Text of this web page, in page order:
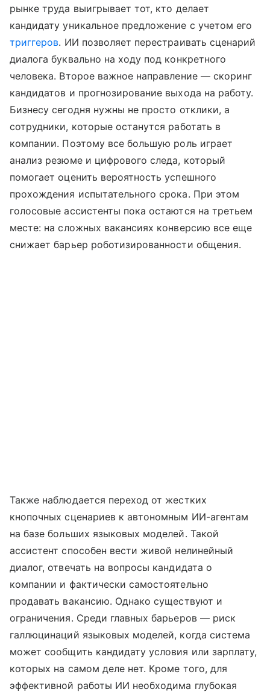
рынке труда выигрывает тот, кто делает
кандидату уникальное предложение с учетом его
триггеров. ИИ позволяет перестраивать сценарий
диалога буквально на ходу под конкретного
человека. Второе важное направление — скоринг
кандидатов и прогнозирование выхода на работу.
Бизнесу сегодня нужны не просто отклики, а
сотрудники, которые останутся работать в
компании. Поэтому все большую роль играет
анализ резюме и цифрового следа, который
помогает оценить вероятность успешного
прохождения испытательного срока. При этом
голосовые ассистенты пока остаются на третьем
месте: на сложных вакансиях конверсию все еще
снижает барьер роботизированности общения.
Также наблюдается переход от жестких
кнопочных сценариев к автономным ИИ-агентам
на базе больших языковых моделей. Такой
ассистент способен вести живой нелинейный
диалог, отвечать на вопросы кандидата о
компании и фактически самостоятельно
продавать вакансию. Однако существуют и
ограничения. Среди главных барьеров — риск
галлюцинаций языковых моделей, когда система
может сообщить кандидату условия или зарплату,
которых на самом деле нет. Кроме того, для
эффективной работы ИИ необходима глубокая